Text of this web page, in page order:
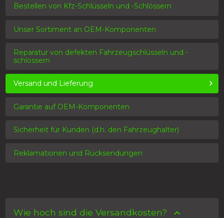
Bestellen von Kfz-Schlüsseln und -Schlössern
Unser Sortiment an OEM-Komponenten
Reparatur von defekten Fahrzeugschlüsseln und -
schlössern
Versand und Lieferung
Garantie auf OEM-Komponenten
Sicherheit für Kunden (d.h. den Fahrzeughalter)
Reklamationen und Rücksendungen
Wie hoch sind die Versandkosten?